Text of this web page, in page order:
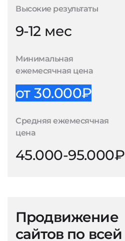
Высокие результаты
9-12 мес
Минимальная
ежемесячная цена
от 30.000₽
Средняя ежемесячная
цена
45.000-95.000₽
Продвижение
сайтов по всей